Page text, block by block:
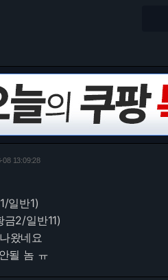
08 13:09:28
일반1)
금2/일반11)
왔네요
될 놈 ㅠ